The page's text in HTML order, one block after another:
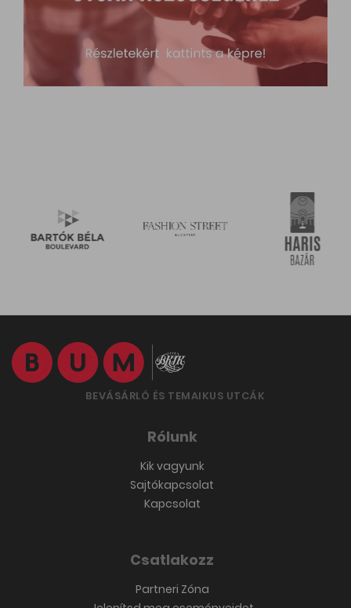
BEVÁSÁRLÓ ÉS TEMAIKUS UTCÁK
Rólunk
Kik vagyunk
Sajtókapcsolat
Kapcsolat
Csatlakozz
Partneri Zóna